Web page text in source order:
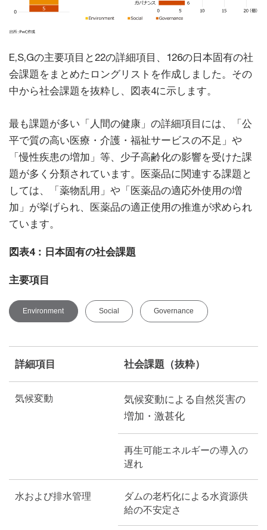
E,S,Gの主要項目と22の詳細項目、126の日本固有の社
会課題をまとめたロングリストを作成しました。その
中から社会課題を抜粋し、図表4に示します。
最も課題が多い「人間の健康」の詳細項目には、「公
平で質の高い医療・介護・福祉サービスの不足」や
「慢性疾患の増加」等、少子高齢化の影響を受けた課
題が多く分類されています。医薬品に関連する課題と
しては、「薬物乱用」や「医薬品の適応外使用の増
加」が挙げられ、医薬品の適正使用の推進が求められ
ています。
図表4：日本固有の社会課題
主要項目
Environment Social Governance
詳細項目 社会課題（抜粋）
気候変動
気候変動による自然災害の
増加・激甚化
再生可能エネルギーの導入の
遅れ
水および排水管理
ダムの老朽化による水資源供
給の不安定さ